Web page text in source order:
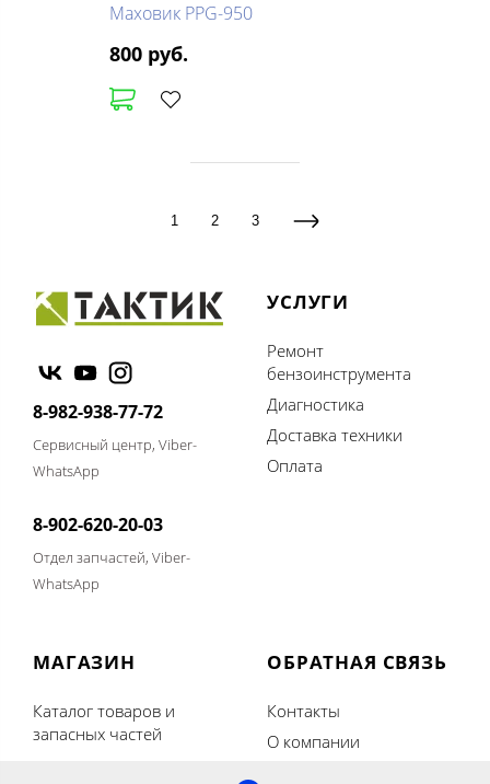
Маховик PPG-950
800 руб.
1 2 3
8-982-938-77-72
Сервисный центр, Viber-
WhatsApp
8-902-620-20-03
Отдел запчастей, Viber-
WhatsApp
УСЛУГИ
Ремонт
бензоинструмента
Диагностика
Доставка техники
Оплата
МАГАЗИН
Каталог товаров и
запасных частей
ОБРАТНАЯ СВЯЗЬ
Контакты
О компании